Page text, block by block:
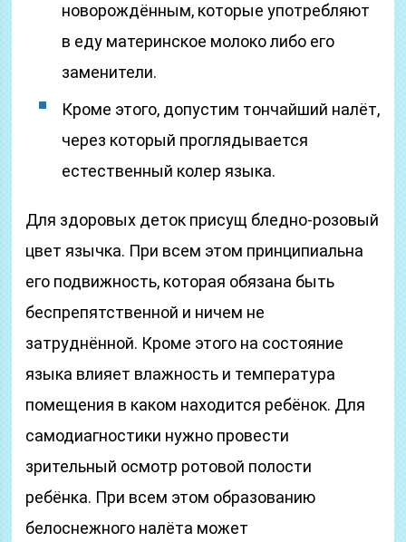
новорождённым, которые употребляют
в еду материнское молоко либо его
заменители.
Кроме этого, допустим тончайший налёт,
через который проглядывается
естественный колер языка.
Для здоровых деток присущ бледно-розовый
цвет язычка. При всем этом принципиальна
его подвижность, которая обязана быть
беспрепятственной и ничем не
затруднённой. Кроме этого на состояние
языка влияет влажность и температура
помещения в каком находится ребёнок. Для
самодиагностики нужно провести
зрительный осмотр ротовой полости
ребёнка. При всем этом образованию
белоснежного налёта может